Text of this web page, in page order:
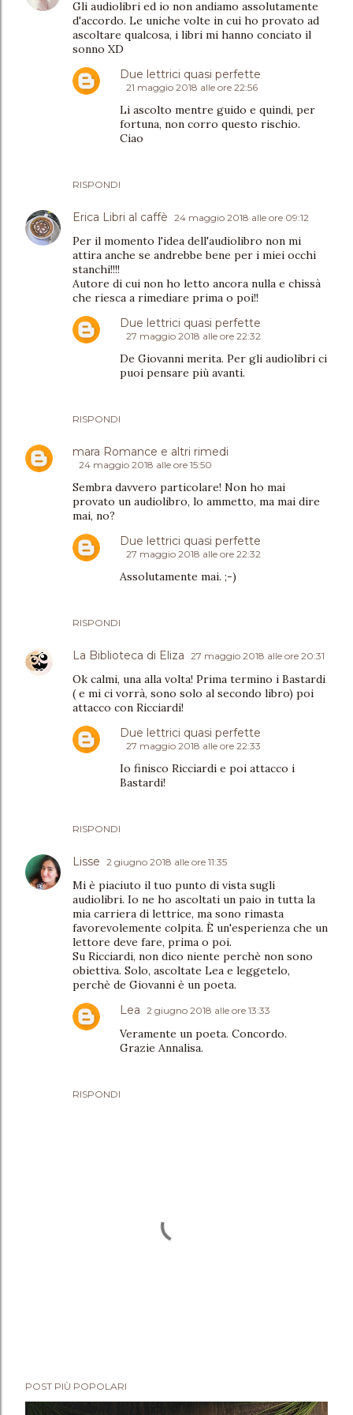
Gli audiolibri ed io non andiamo assolutamente
d'accordo. Le uniche volte in cui ho provato ad
ascoltare qualcosa, i libri mi hanno conciato il
sonno XD
RISPONDI
Due lettrici quasi perfette
21 maggio 2018 alle ore 22:56
Li ascolto mentre guido e quindi, per
fortuna, non corro questo rischio.
Ciao
Erica Libri al caffè 24 maggio 2018 alle ore 09:12
Per il momento l'idea dell'audiolibro non mi
attira anche se andrebbe bene per i miei occhi
stanchi!!!!
Autore di cui non ho letto ancora nulla e chissà
che riesca a rimediare prima o poi!!
RISPONDI
Due lettrici quasi perfette
27 maggio 2018 alle ore 22:32
De Giovanni merita. Per gli audiolibri ci
puoi pensare più avanti.
mara Romance e altri rimedi
24 maggio 2018 alle ore 15:50
Sembra davvero particolare! Non ho mai
provato un audiolibro, lo ammetto, ma mai dire
mai, no?
RISPONDI
Due lettrici quasi perfette
27 maggio 2018 alle ore 22:32
Assolutamente mai. ;-)
La Biblioteca di Eliza 27 maggio 2018 alle ore 20:31
Ok calmi, una alla volta! Prima termino i Bastardi
( e mi ci vorrà, sono solo al secondo libro) poi
attacco con Ricciardi!
RISPONDI
Due lettrici quasi perfette
27 maggio 2018 alle ore 22:33
Io finisco Ricciardi e poi attacco i
Bastardi!
Lisse 2 giugno 2018 alle ore 11:35
Mi è piaciuto il tuo punto di vista sugli
audiolibri. Io ne ho ascoltati un paio in tutta la
mia carriera di lettrice, ma sono rimasta
favorevolemente colpita. È un'esperienza che un
lettore deve fare, prima o poi.
Su Ricciardi, non dico niente perchè non sono
obiettiva. Solo, ascoltate Lea e leggetelo,
perchè de Giovanni è un poeta.
RISPONDI
Lea 2 giugno 2018 alle ore 13:33
Veramente un poeta. Concordo.
Grazie Annalisa.
o
POST PIÙ POPOLARI